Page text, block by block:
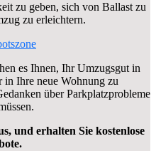
zu geben, sich von Ballast zu
zu erleichtern.
es Ihnen, Ihr Umzugsgut in
in Ihre neue Wohnung zu
über Parkplatzprobleme
und erhalten Sie kostenlose